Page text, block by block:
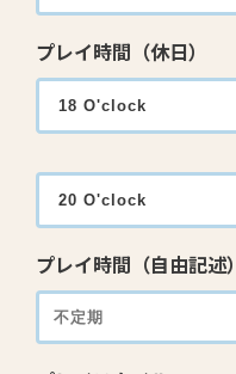
プレイ時間（休日）
プレイ時間（自由記述）